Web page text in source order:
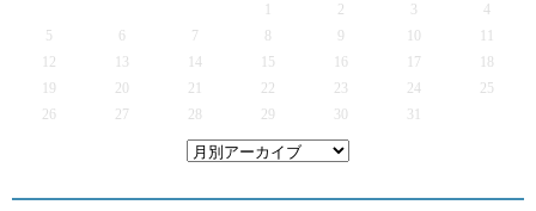
2 3
4
5
6 7 9
12
13 14 15 16 17
19
20 21 22 23 24
25
26
27 28 29 30 31